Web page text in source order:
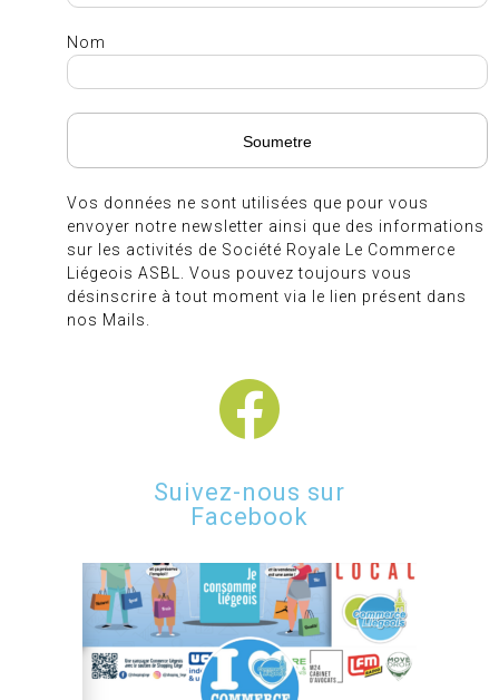
Nom
Vos données ne sont utilisées que pour vous
envoyer notre newsletter ainsi que des informations
sur les activités de Société Royale Le Commerce
Liégeois ASBL. Vous pouvez toujours vous
désinscrire à tout moment via le lien présent dans
nos Mails.
Suivez-nous sur
Facebook